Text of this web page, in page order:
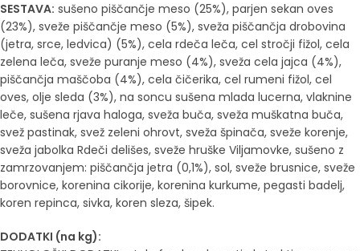
SESTAVA: sušeno piščančje meso (25%), parjen sekan oves
(23%), sveže piščančje meso (5%), sveža piščančja drobovina
(jetra, srce, ledvica) (5%), cela rdeča leča, cel stročji fižol, cela
zelena leča, sveže puranje meso (4%), sveža cela jajca (4%),
piščančja maščoba (4%), cela čičerika, cel rumeni fižol, cel
oves, olje sleda (3%), na soncu sušena mlada lucerna, vlaknine
leče, sušena rjava haloga, sveža buča, sveža muškatna buča,
svež pastinak, svež zeleni ohrovt, sveža špinača, sveže korenje,
sveža jabolka Rdeči delišes, sveže hruške Viljamovke, sušeno z
zamrzovanjem: piščančja jetra (0,1%), sol, sveže brusnice, sveže
borovnice, korenina cikorije, korenina kurkume, pegasti badelj,
koren repinca, sivka, koren sleza, šipek.
DODATKI (na kg):